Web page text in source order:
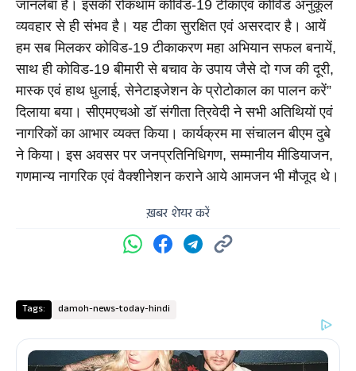
जानलेबा है। इसकी रोकथाम कोविड-19 टीकाएवं कोविड अनुकूल
व्यवहार से ही संभव है। यह टीका सुरक्षित एवं असरदार है। आयें
हम सब मिलकर कोविड-19 टीकाकरण महा अभियान सफल बनायें,
साथ ही कोविड-19 बीमारी से बचाव के उपाय जैसे दो गज की दूरी,
मास्क एवं हाथ धुलाई, सेनेटाइजेशन के प्रोटोकाल का पालन करें”
दिलाया बया। सीएमएचओ डॉ संगीता त्रिवेदी ने सभी अतिथियों एवं
नागरिकों का आभार व्यक्त किया। कार्यक्रम मा संचालन बीएम दुबे
ने किया। इस अवसर पर जनप्रतिनिधिगण, सम्मानीय मीडियाजन,
गणमान्य नागरिक एवं वैक्शीनेशन कराने आये आमजन भी मौजूद थे।
ख़बर शेयर करें
Tags: damoh-news-today-hindi